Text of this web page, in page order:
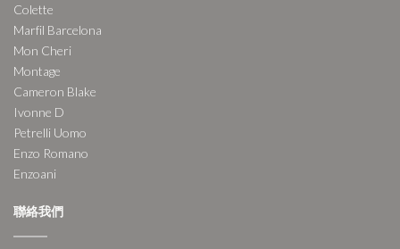
Colette
Marfil Barcelona
Mon Cheri
Montage
Cameron Blake
Ivonne D
Petrelli Uomo
Enzo Romano
Enzoani
聯絡我們